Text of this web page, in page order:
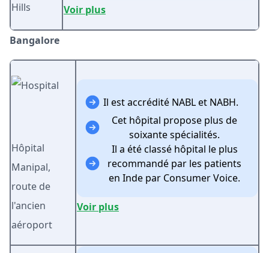
Hills
Voir plus
Bangalore
Hôpital
Manipal,
route de
l'ancien
aéroport
Il est accrédité NABL et NABH.
Cet hôpital propose plus de
soixante spécialités.
Il a été classé hôpital le plus
recommandé par les patients
en Inde par Consumer Voice.
Voir plus